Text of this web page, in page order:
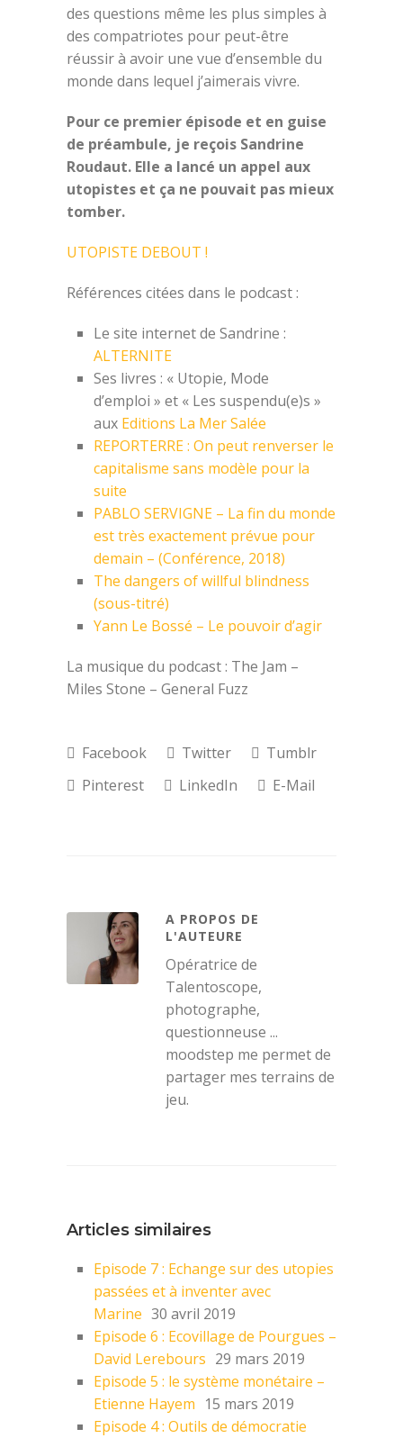
des questions même les plus simples à
des compatriotes pour peut-être
réussir à avoir une vue d’ensemble du
monde dans lequel j’aimerais vivre.
Pour ce premier épisode et en guise
de préambule, je reçois Sandrine
Roudaut. Elle a lancé un appel aux
utopistes et ça ne pouvait pas mieux
tomber.
UTOPISTE DEBOUT !
Références citées dans le podcast :
Le site internet de Sandrine :
ALTERNITE
Ses livres : « Utopie, Mode
d’emploi » et « Les suspendu(e)s »
aux Editions La Mer Salée
REPORTERRE : On peut renverser le
capitalisme sans modèle pour la
suite
PABLO SERVIGNE – La fin du monde
est très exactement prévue pour
demain – (Conférence, 2018)
The dangers of willful blindness
(sous-titré)
Yann Le Bossé – Le pouvoir d’agir
La musique du podcast : The Jam –
Miles Stone – General Fuzz
Facebook Twitter
Tumblr
Pinterest
LinkedIn E-Mail
A PROPOS DE
L'AUTEURE
Opératrice de
Talentoscope,
photographe,
questionneuse ...
moodstep me permet de
partager mes terrains de
jeu.
Articles similaires
Episode 7 : Echange sur des utopies
passées et à inventer avec
Marine 30 avril 2019
Episode 6 : Ecovillage de Pourgues –
David Lerebours 29 mars 2019
Episode 5 : le système monétaire –
Etienne Hayem 15 mars 2019
Episode 4 : Outils de démocratie